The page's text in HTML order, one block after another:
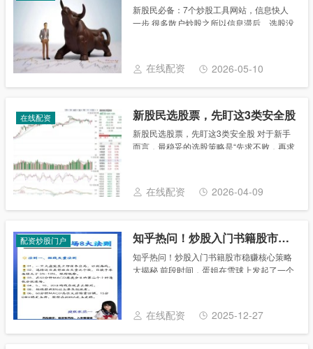
新股民必备：7个炒股工具网站，信息快人
一步 很多散户炒股之所以信息滞后、选股没
息，要么被不实信息误导，最后操作全凭感
觉，想不......
在线配资 2026-05-10
在线配资 新股民选股票，先盯这3类安全股
新股民选股票，先盯这3类安全股 对于新手
而言，‌最稳妥的选股策略是“先求不败，再求
的 20%）试水，并严格遵循“好行......
在线配资 2026-04-09
配资炒股门户 知乎热问！炒股入门书籍股市稳赚核心策略大揭秘
知乎热问！炒股入门书籍股市稳赚核心策略
大揭秘 前段时间，蛋姐在雪球上发起了一个
样。 有位美国股民，靠着一个公式，从
1995年......
在线配资 2025-12-27